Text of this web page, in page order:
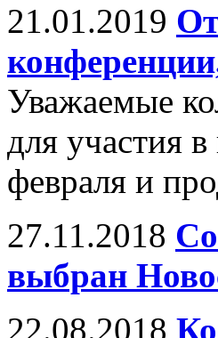
21.01.2019
Уважаемые
для участия
февраля и
27.11.2018
выбран
22.08.2018